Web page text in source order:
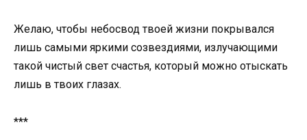
Желаю, чтобы небосвод твоей жизни покрывался
лишь самыми яркими созвездиями, излучающими
такой чистый свет счастья, который можно отыскать
лишь в твоих глазах.
***